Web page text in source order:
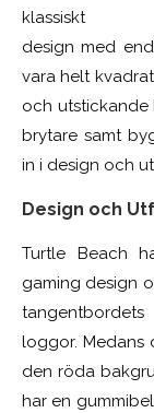
klassiskt
design med
vara helt
och utstickande
brytare samt
in i design och
Design och
Turtle Beach
gaming design
loggor. Medans
den röda
har en